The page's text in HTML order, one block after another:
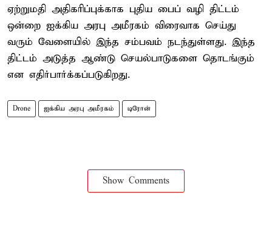
ஏற்றுமதி அதிகரிப்புக்காக புதிய பைப் வழி திட்டம்
ஒன்றை ஐக்கிய அரபு அமீரகம் விரைவாக செய்து
வரும் வேளையில் இந்த சம்பவம் நடந்துள்ளது. இந்த
திட்டம் அடுத்த ஆண்டு செயல்பாடுகளை தொடங்கும்
என எதிர்பார்க்கப்படுகிறது.
Drone ஐக்கிய அரபு அமீரகம் டிரோன்
Show Comments